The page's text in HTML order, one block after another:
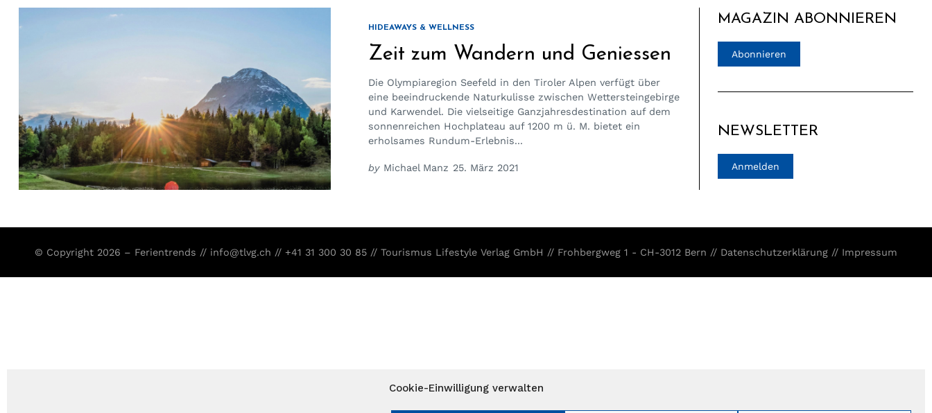
Cookie-Einwilligung verwalten
HIDEAWAYS & WELLNESS
Zeit zum Wandern und Geniessen
Die Olympiaregion Seefeld in den Tiroler Alpen verfügt über
eine beeindruckende Naturkulisse zwischen Wettersteingebirge
und Karwendel. Die vielseitige Ganzjahresdestination auf dem
sonnenreichen Hochplateau auf 1200 m ü. M. bietet ein
erholsames Rundum-Erlebnis...
by Michael Manz 25. März 2021
MAGAZIN ABONNIEREN
Abonnieren
NEWSLETTER
Anmelden
© Copyright 2026 – Ferientrends // info@tlvg.ch // +41 31 300 30 85 // Tourismus Lifestyle Verlag GmbH // Frohbergweg 1 - CH-3012 Bern // Datenschutzerklärung // Impressum